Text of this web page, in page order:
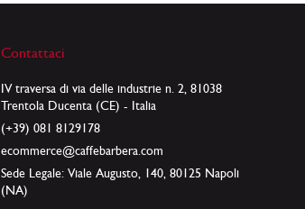
Contattaci
IV traversa di via delle industrie n. 2, 81038
Trentola Ducenta (CE) - Italia
(+39) 081 8129178
ecommerce@caffebarbera.com
Sede Legale: Viale Augusto, 140, 80125 Napoli
(NA)